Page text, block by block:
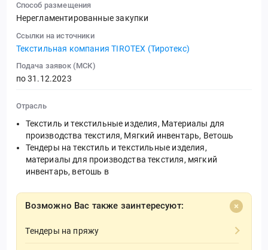
Способ размещения
Нерегламентированные закупки
Ссылки на источники
Текстильная компания TIROTEX (Тиротекс)
Подача заявок (МСК)
по 31.12.2023
Отрасль
Текстиль и текстильные изделия, Материалы для
производства текстиля, Мягкий инвентарь, Ветошь
Тендеры на текстиль и текстильные изделия,
материалы для производства текстиля, мягкий
инвентарь, ветошь в
Возможно Вас также заинтересуют:
Тендеры на пряжу